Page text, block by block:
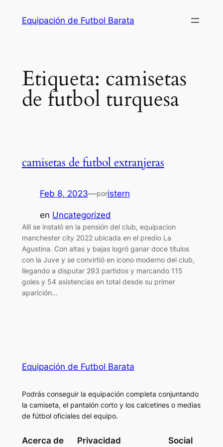
Equipación de Futbol Barata
Etiqueta: camisetas
de futbol turquesa
camisetas de futbol extranjeras
Feb 8, 2023—poristern
en Uncategorized
Allí se instaló en la pensión del club, equipacion
manchester city 2022 ubicada en el predio La
Agustina. Con altas y bajas logró ganar doce títulos
con la Juve y se convirtió en icono moderno del club,
llegando a disputar 293 partidos y marcando 115
goles y 54 asistencias en total desde su primer
aparición…
Equipación de Futbol Barata
Podrás conseguir la equipación completa conjuntando
la camiseta, el pantalón corto y los calcetines o medias
de fútbol oficiales del equipo.
Acerca de Privacidad Social